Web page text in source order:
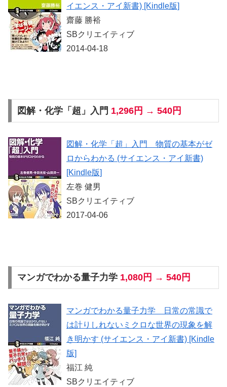
イエンス・アイ新書) [Kindle版]
齋藤 勝裕
SBクリエイティブ
2014-04-18
図解・化学「超」入門 1,296円 → 540円
図解・化学「超」入門 物質の基本がゼ
ロからわかる (サイエンス・アイ新書)
[Kindle版]
左巻 健男
SBクリエイティブ
2017-04-06
マンガでわかる量子力学 1,080円 → 540円
マンガでわかる量子力学 日常の常識で
は計りしれないミクロな世界の現象を解
き明かす (サイエンス・アイ新書) [Kindle
版]
福江 純
SBクリエイティブ